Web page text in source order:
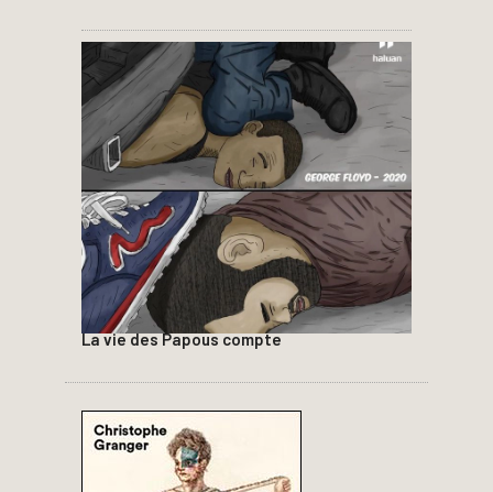
La vie des Papous compte